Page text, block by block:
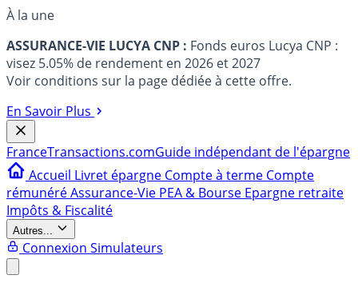
À la une
ASSURANCE-VIE LUCYA CNP : Fonds euros Lucya CNP :
visez 5.05% de rendement en 2026 et 2027
Voir conditions sur la page dédiée à cette offre.
En Savoir Plus
FranceTransactions.comGuide indépendant de l'épargne
Accueil Livret épargne Compte à terme Compte
rémunéréAssurance-Vie PEA & Bourse Epargne retraite
Impôts & Fiscalité
Autres...
Connexion Simulateurs